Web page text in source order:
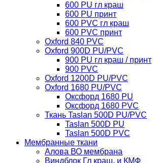
600 PU гл краш
600 PU принт
600 PVC гл краш
600 PVC принт
Oxford 840 PVC
Oxford 900D PU/PVC
900 PU гл краш / принт
900 PVC
Oxford 1200D PU/PVC
Oxford 1680 PU/PVC
Оксфорд 1680 PU
Оксфорд 1680 PVC
Ткань Taslan 500D PU/PVC
Taslan 500D PU
Taslan 500D PVC
Мембранные ткани
Алова ВО мембрана
Виндблок Гл краш. и КМФ